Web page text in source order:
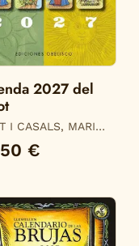
2027 del
I CASALS, MARIA
€